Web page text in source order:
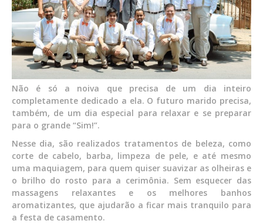
Não é só a noiva que precisa de um dia inteiro
completamente dedicado a ela. O futuro marido precisa,
também, de um dia especial para relaxar e se preparar
para o grande “Sim!”.
Nesse dia, são realizados tratamentos de beleza, como
corte de cabelo, barba, limpeza de pele, e até mesmo
uma maquiagem, para quem quiser suavizar as olheiras e
o brilho do rosto para a cerimônia. Sem esquecer das
massagens relaxantes e os melhores banhos
aromatizantes, que ajudarão a ficar mais tranquilo para
a festa de casamento.